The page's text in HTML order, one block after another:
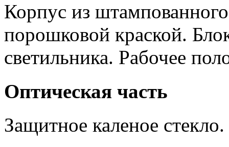
Корпус из
порошковой краской.
светильника. Рабочее
Оптическая часть
Защитное каленое